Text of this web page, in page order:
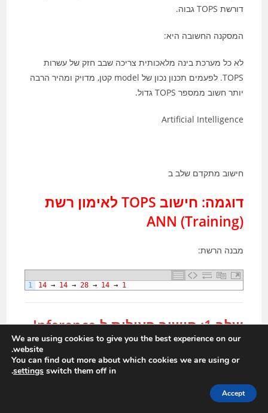
דורשת TOPS גבוה.
המסקנה החשובה היא:
לא כל מערכת בינה מלאכותית צריכה שבב חזק של עשרות
TOPS. לפעמים תכנון נכון של model קטן, מדויק ומהיר הרבה
יותר חשוב ממספר TOPS גדול.
Artificial Intelligence
חישוב מתקדם שלב ב
דוגמה: חישוב TOPS לאימון רשת
ANN (Training)
מבנה הרשת:
1 14 → 14 → 28 → 14 → 1
שלב 1: חישוב פעולות ל-Inference
כמו קודם:
We are using cookies to give you the best experience on our
website.
You can find out more about which cookies we are using or
switch them off in
settings
.
Accept